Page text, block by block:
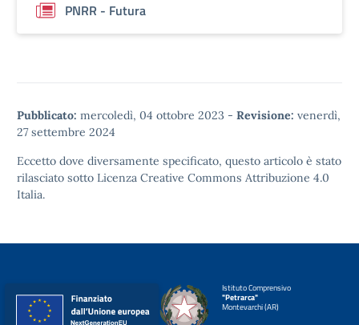
PNRR - Futura
Pubblicato: mercoledì, 04 ottobre 2023 - Revisione: venerdì,
27 settembre 2024
Eccetto dove diversamente specificato, questo articolo è stato
rilasciato sotto Licenza Creative Commons Attribuzione 4.0
Italia.
Istituto Comprensivo
"Petrarca"
Montevarchi (AR)